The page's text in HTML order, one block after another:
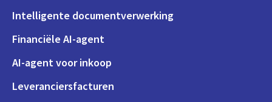
Intelligente documentverwerking
Financiële AI-agent
AI-agent voor inkoop
Leveranciersfacturen